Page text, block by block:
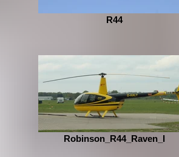
R44
Robinson_R44_Raven_I